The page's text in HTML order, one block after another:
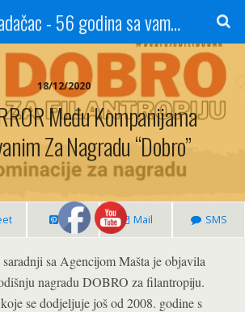
Radio Gradačac - 56 godina sa vama...
18/12/2020
Među Kompanijama
Za Nagradu “Dobro”
Pin Mail SMS
sa Agencijom Mašta je objavila
nagradu DOBRO za filantropiju.
se dodjeljuje još od 2008. godine s